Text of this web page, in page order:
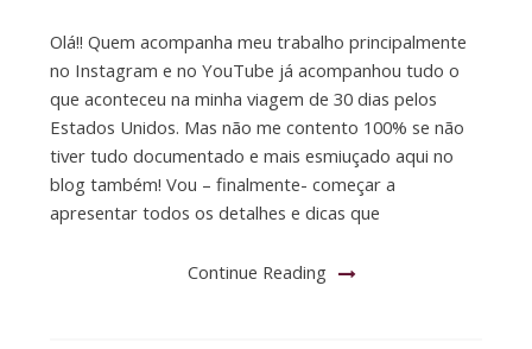
Olá!! Quem acompanha meu trabalho principalmente
no Instagram e no YouTube já acompanhou tudo o
que aconteceu na minha viagem de 30 dias pelos
Estados Unidos. Mas não me contento 100% se não
tiver tudo documentado e mais esmiuçado aqui no
blog também! Vou – finalmente- começar a
apresentar todos os detalhes e dicas que
Continue Reading